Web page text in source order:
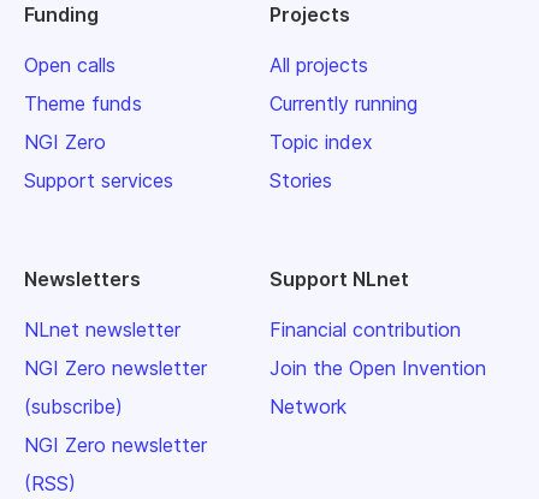
Funding
Open calls
Theme funds
NGI Zero
Support services
Projects
All projects
Currently running
Topic index
Stories
Newsletters
NLnet newsletter
NGI Zero newsletter
(subscribe)
NGI Zero newsletter
(RSS)
Support NLnet
Financial contribution
Join the Open Invention
Network